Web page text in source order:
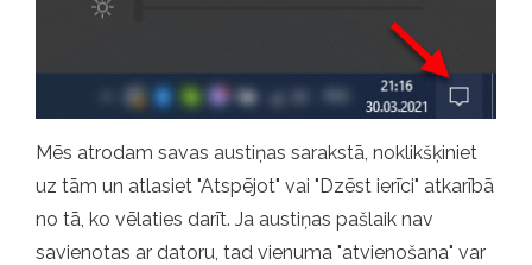
Mēs atrodam savas austiņas sarakstā, noklikšķiniet
uz tām un atlasiet "Atspējot" vai "Dzēst ierīci" atkarībā
no tā, ko vēlaties darīt. Ja austiņas pašlaik nav
savienotas ar datoru, tad vienuma "atvienošana" var